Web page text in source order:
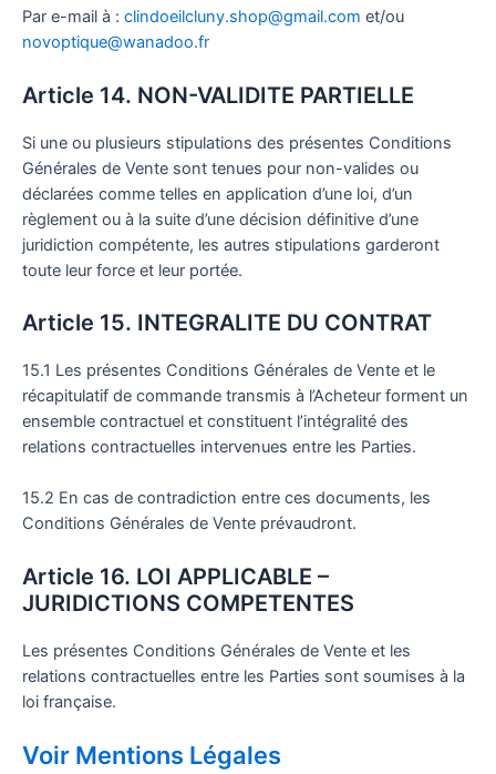
Par e-mail à : clindoeilcluny.shop@gmail.com et/ou
novoptique@wanadoo.fr
Article 14. NON-VALIDITE PARTIELLE
Si une ou plusieurs stipulations des présentes Conditions
Générales de Vente sont tenues pour non-valides ou
déclarées comme telles en application d’une loi, d’un
règlement ou à la suite d’une décision définitive d’une
juridiction compétente, les autres stipulations garderont
toute leur force et leur portée.
Article 15. INTEGRALITE DU CONTRAT
15.1 Les présentes Conditions Générales de Vente et le
récapitulatif de commande transmis à l’Acheteur forment un
ensemble contractuel et constituent l’intégralité des
relations contractuelles intervenues entre les Parties.
15.2 En cas de contradiction entre ces documents, les
Conditions Générales de Vente prévaudront.
Article 16. LOI APPLICABLE –
JURIDICTIONS COMPETENTES
Les présentes Conditions Générales de Vente et les
relations contractuelles entre les Parties sont soumises à la
loi française.
Voir Mentions Légales